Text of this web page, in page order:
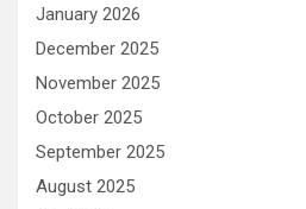
January 2026
December 2025
November 2025
October 2025
September 2025
August 2025